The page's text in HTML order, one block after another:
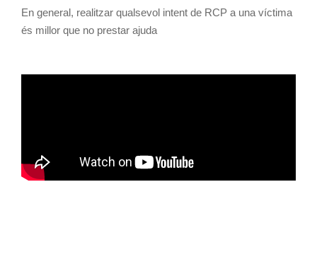
En general, realitzar qualsevol intent de RCP a una víctima
és millor que no prestar ajuda